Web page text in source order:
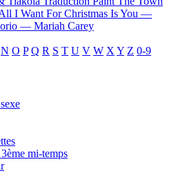
I Want For Christmas Is You —
— Mariah Carey
N O P Q R S T U V W X Y Z 0-9
mi-temps